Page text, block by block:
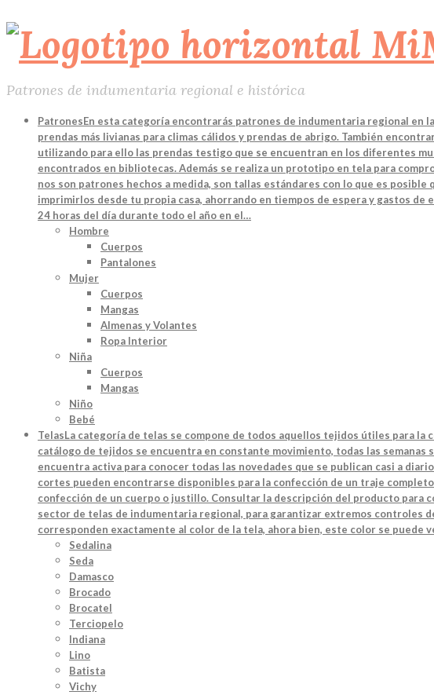
Patrones de indumentaria regional e histórica
PatronesEn esta categoría encontrarás patrones de indumentaria regional en
prendas más livianas para climas cálidos y prendas de abrigo. También
utilizando para ello las prendas testigo que se encuentran en los diferentes
encontrados en bibliotecas. Además se realiza un prototipo en tela para
nos son patrones hechos a medida, son tallas estándares con lo que es
imprimirlos desde tu propia casa, ahorrando en tiempos de espera y gastos
24 horas del día durante todo el año en el…
Hombre
Cuerpos
Pantalones
Mujer
Cuerpos
Mangas
Almenas y Volantes
Ropa Interior
Niña
Cuerpos
Mangas
Niño
Bebé
TelasLa categoría de telas se compone de todos aquellos tejidos útiles para
catálogo de tejidos se encuentra en constante movimiento, todas las
encuentra activa para conocer todas las novedades que se publican casi a
cortes pueden encontrarse disponibles para la confección de un traje
confección de un cuerpo o justillo. Consultar la descripción del producto
sector de telas de indumentaria regional, para garantizar extremos controles
corresponden exactamente al color de la tela, ahora bien, este color se puede
Sedalina
Seda
Damasco
Brocado
Brocatel
Terciopelo
Indiana
Lino
Batista
Vichy